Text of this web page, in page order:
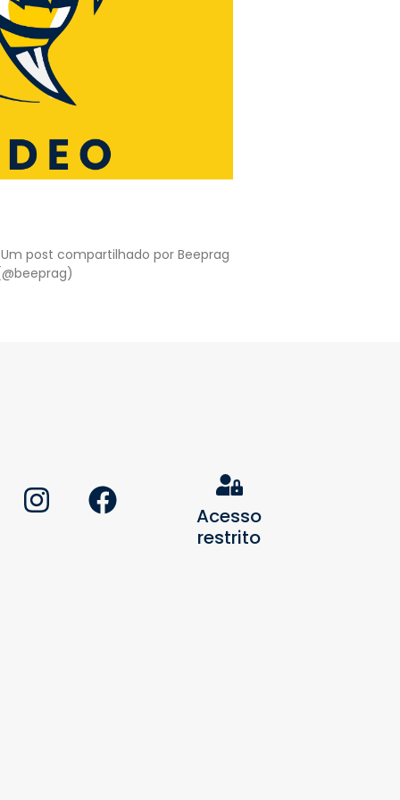
post compartilhado por Beeprag
Acesso
restrito